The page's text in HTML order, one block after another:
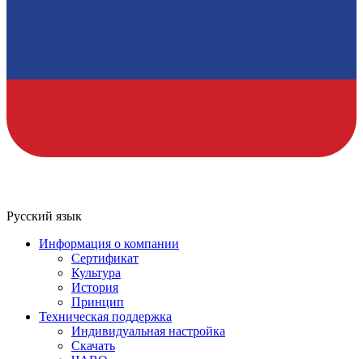
Русский язык
Информация о компании
Сертификат
Культура
История
Принцип
Техническая поддержка
Индивидуальная настройка
Скачать